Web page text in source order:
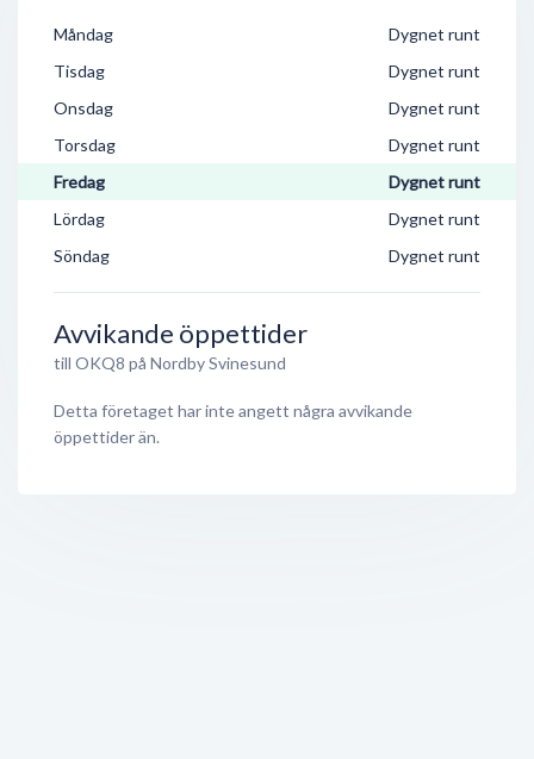
Måndag
Dygnet runt
Tisdag
Dygnet runt
Onsdag
Dygnet runt
Torsdag
Dygnet runt
Fredag
Dygnet runt
Lördag
Dygnet runt
Söndag
Dygnet runt
Avvikande öppettider
till OKQ8 på Nordby Svinesund
Detta företaget har inte angett några avvikande
öppettider än.